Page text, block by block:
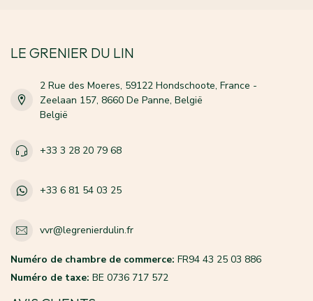
LE GRENIER DU LIN
2 Rue des Moeres, 59122 Hondschoote, France -
Zeelaan 157, 8660 De Panne, België
België
+33 3 28 20 79 68
+33 6 81 54 03 25
vvr@legrenierdulin.fr
Numéro de chambre de commerce: FR94 43 25 03 886
Numéro de taxe: BE 0736 717 572